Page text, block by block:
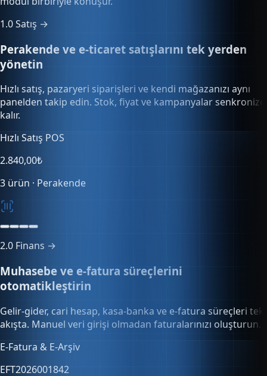
1.0Satış →
Perakende ve e-ticaret satışlarını tek yerden
yönetin
Hızlı satış, pazaryeri siparişleri ve kendi mağazanızı aynı
panelden takip edin. Stok, fiyat ve kampanyalar senkronize
kalır.
Stok senkronizasyonu
128 SKU
Tüm kanallar güncel
Senkron
2.0Finans →
Muhasebe ve e-fatura süreçlerini
otomatikleştirin
Gelir-gider, cari hesap, kasa-banka ve e-fatura süreçleri tek
akışta. Manuel veri girişi olmadan faturalarınızı oluşturun.
Kasa & banka